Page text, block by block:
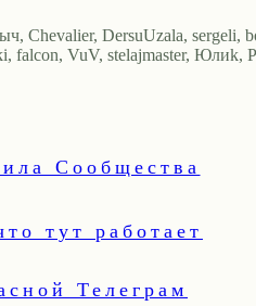
Chevalier, DersuUzala, sergeli,
VuV, stelajmaster, Юлиk,
Сообщества
тут работает
Телеграм